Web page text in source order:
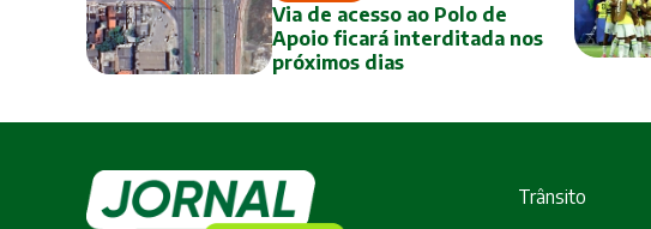
Via de acesso ao Polo de
Apoio ficará interditada nos
próximos dias
Trânsito